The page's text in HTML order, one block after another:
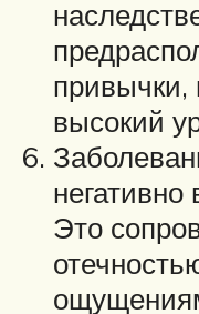
привычки,
высокий
негативно
Это